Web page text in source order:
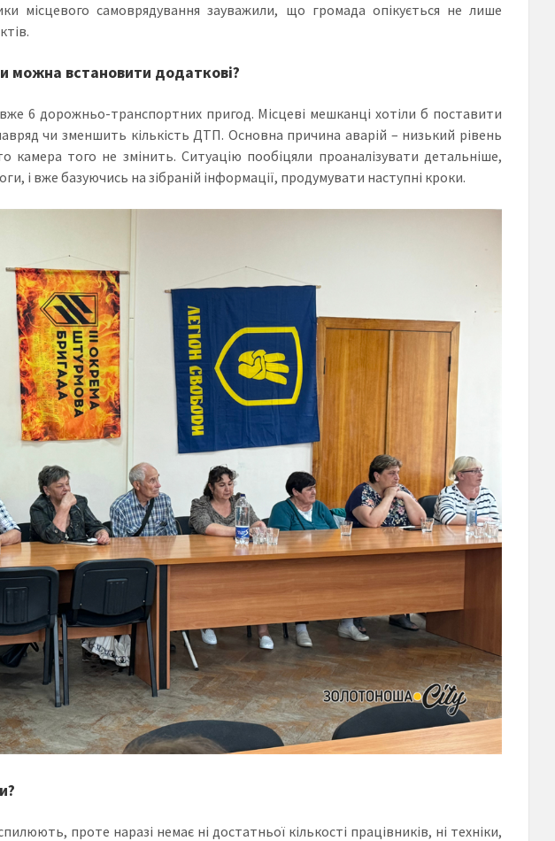
місцевого самоврядування зауважили, що громада опікується не лише
можна встановити додаткові?
6 дорожньо-транспортних пригод. Місцеві мешканці хотіли б поставити
чи зменшить кількість ДТП. Основна причина аварій – низький рівень
камера того не змінить. Ситуацію пообіцяли проаналізувати детальніше,
і вже базуючись на зібраній інформації, продумувати наступні кроки.
проте наразі немає ні достатньої кількості працівників, ні техніки,